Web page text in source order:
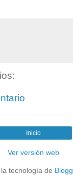
Inicio
Ver versión web
tecnología de